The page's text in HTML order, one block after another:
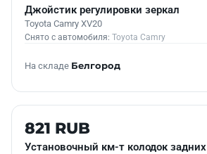
Джойстик регулировки зеркал
Toyota Camry XV20
Снято с автомобиля: Toyota Camry
На складе Белгород
Б/У В НАЛИЧИИ
821 RUB
Установочный км-т колодок задних